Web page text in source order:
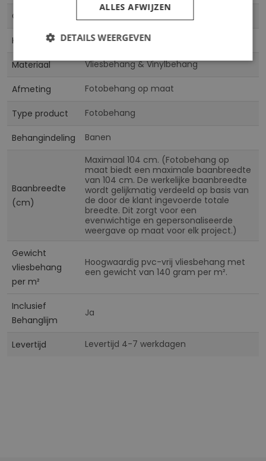
Collectie
Kleur Multicolor
Materiaal Vliesbehang & Vinylbehang
Afmeting Fotobehang op maat
Type product Fotobehang
Behangindeling Banen
Baanbreedte
(cm)
Maximaal 104 cm. (Fotobehang op
maat biedt een maximale baanbreedte
van 104 cm. De werkelijke baanbreedte
wordt gelijkmatig verdeeld op basis van
de door de klant ingevoerde totale
breedte. Dit zorgt voor een
evenwichtige en gepersonaliseerde
weergave op maat voor elk project.)
Gewicht
vliesbehang
per m²
Hoogwaardig pvc-vrij vliesbehang met
een gewicht van 140 gram per m².
Inclusief
Behanglijm
Ja
Levertijd Levertijd 4-7 werkdagen
ALLES AFWIJZEN
DETAILS WEERGEVEN